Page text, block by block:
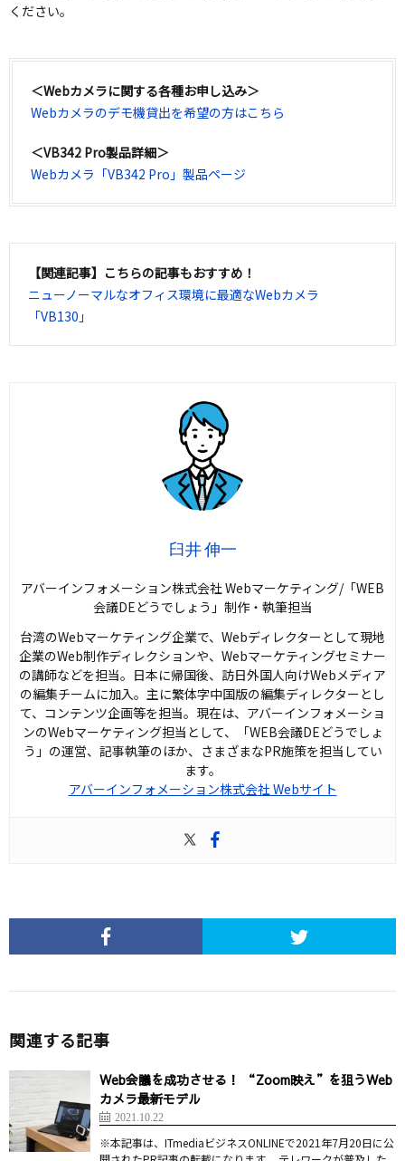
ください。
＜Webカメラに関する各種お申し込み＞
Webカメラのデモ機貸出を希望の方はこちら
＜VB342 Pro製品詳細＞
Webカメラ「VB342 Pro」製品ページ
【関連記事】こちらの記事もおすすめ！
ニューノーマルなオフィス環境に最適なWebカメラ
「VB130」
臼井 伸一
アバーインフォメーション株式会社 Webマーケティング/「WEB
会議DEどうでしょう」制作・執筆担当
台湾のWebマーケティング企業で、Webディレクターとして現地
企業のWeb制作ディレクションや、Webマーケティングセミナー
の講師などを担当。日本に帰国後、訪日外国人向けWebメディア
の編集チームに加入。主に繁体字中国版の編集ディレクターとし
て、コンテンツ企画等を担当。現在は、アバーインフォメーショ
ンのWebマーケティング担当として、「WEB会議DEどうでしょ
う」の運営、記事執筆のほか、さまざまなPR施策を担当してい
ます。
アバーインフォメーション株式会社 Webサイト
関連する記事
Web会議を成功させる！ “Zoom映え”を狙うWeb
カメラ最新モデル
2021.10.22
※本記事は、ITmediaビジネスONLINEで2021年7月20日に公